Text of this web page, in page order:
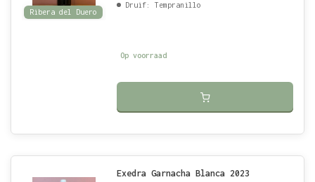
Ribera del Duero
Druif: Tempranillo
Op voorraad
Exedra Garnacha Blanca 2023